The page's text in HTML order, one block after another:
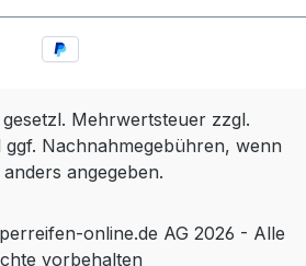
Mehrwertsteuer zzgl.
Nachnahmegebühren, wenn
angegeben.
online.de AG 2026 - Alle
vorbehalten